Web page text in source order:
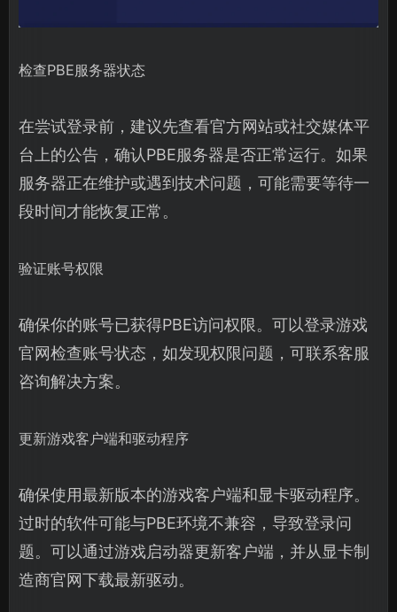
检查PBE服务器状态
在尝试登录前，建议先查看官方网站或社交媒体平
台上的公告，确认PBE服务器是否正常运行。如果
服务器正在维护或遇到技术问题，可能需要等待一
段时间才能恢复正常。
验证账号权限
确保你的账号已获得PBE访问权限。可以登录游戏
官网检查账号状态，如发现权限问题，可联系客服
咨询解决方案。
更新游戏客户端和驱动程序
确保使用最新版本的游戏客户端和显卡驱动程序。
过时的软件可能与PBE环境不兼容，导致登录问
题。可以通过游戏启动器更新客户端，并从显卡制
造商官网下载最新驱动。